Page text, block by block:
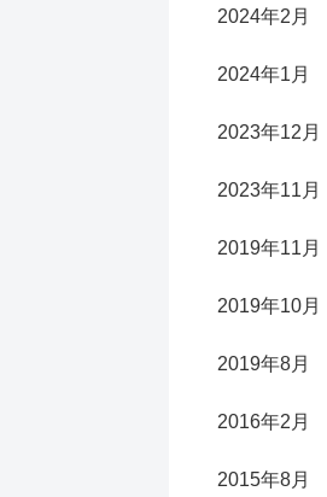
2024年2月
2024年1月
2023年12月
2023年11月
2019年11月
2019年10月
2019年8月
2016年2月
2015年8月